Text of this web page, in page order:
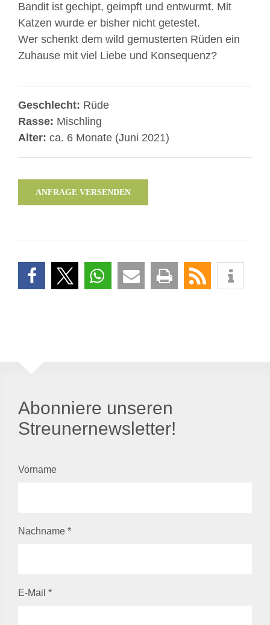
Bandit ist gechipt, geimpft und entwurmt. Mit
Katzen wurde er bisher nicht getestet.
Wer schenkt dem wild gemusterten Rüden ein
Zuhause mit viel Liebe und Konsequenz?
Geschlecht: Rüde
Rasse: Mischling
Alter: ca. 6 Monate (Juni 2021)
ANFRAGE VERSENDEN
Abonniere unseren
Streunernewsletter!
Vorname
Nachname *
E-Mail *